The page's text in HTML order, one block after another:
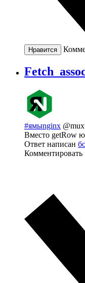
Нравится
#ямыnginx
Вместо getRow
Ответ написан
Комментировать